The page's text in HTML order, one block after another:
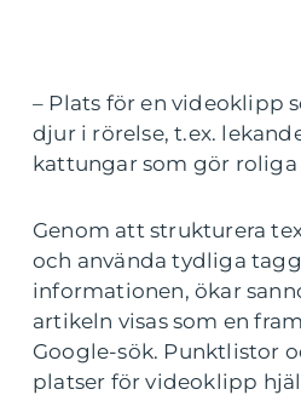
– Plats för en videoklipp
djur i rörelse, t.ex.
kattungar som gör roliga
Genom att strukturera
och använda tydliga
informationen, ökar
artikeln visas som en
Google-sök. Punktlistor
platser för videoklipp